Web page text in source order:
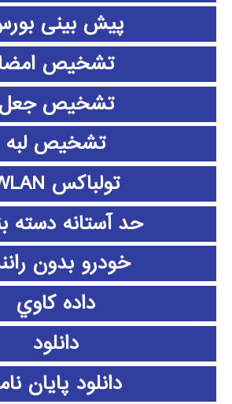
پیش بینی
تشخیص
تشخیص جعل
تشخیص لبه
تولباکس WLAN
حد آستانه دسته
خودرو بدون
داده كاوي
دانلود
دانلود پايان